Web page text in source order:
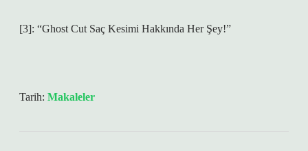
[3]: “Ghost Cut Saç Kesimi Hakkında Her Şey!”
Tarih: Makaleler